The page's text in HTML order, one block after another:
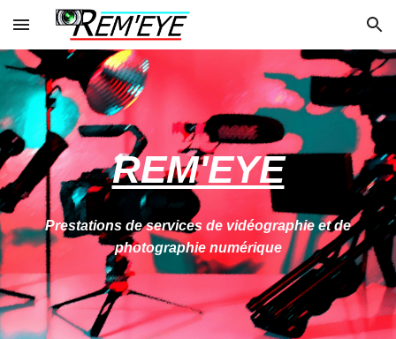
Skip to main content Skip to navigation
REM'EYE
Prestations de services de vidéographie et de
photographie numérique